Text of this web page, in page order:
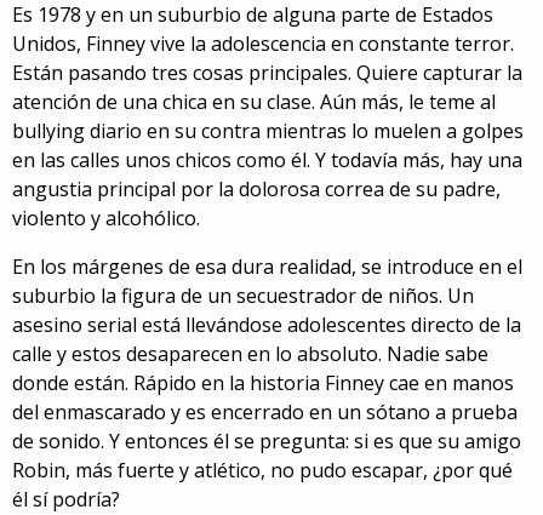
Es 1978 y en un suburbio de alguna parte de Estados
Unidos, Finney vive la adolescencia en constante terror.
Están pasando tres cosas principales. Quiere capturar la
atención de una chica en su clase. Aún más, le teme al
bullying diario en su contra mientras lo muelen a golpes
en las calles unos chicos como él. Y todavía más, hay una
angustia principal por la dolorosa correa de su padre,
violento y alcohólico.
En los márgenes de esa dura realidad, se introduce en el
suburbio la figura de un secuestrador de niños. Un
asesino serial está llevándose adolescentes directo de la
calle y estos desaparecen en lo absoluto. Nadie sabe
donde están. Rápido en la historia Finney cae en manos
del enmascarado y es encerrado en un sótano a prueba
de sonido. Y entonces él se pregunta: si es que su amigo
Robin, más fuerte y atlético, no pudo escapar, ¿por qué
él sí podría?